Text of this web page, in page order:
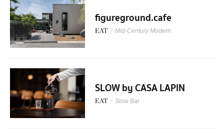
figureground.cafe
EAT / Mid-Century Modern
SLOW by CASA LAPIN
EAT / Slow Bar